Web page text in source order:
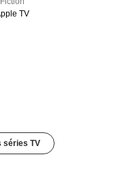
TV
séries TV